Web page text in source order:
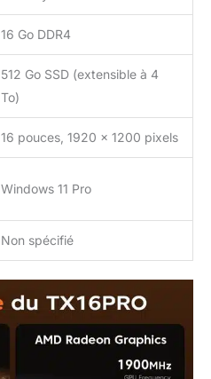
16 Go DDR4
512 Go SSD (extensible à 4
To)
16 pouces, 1920 x 1200 pixels
Windows 11 Pro
Non spécifié